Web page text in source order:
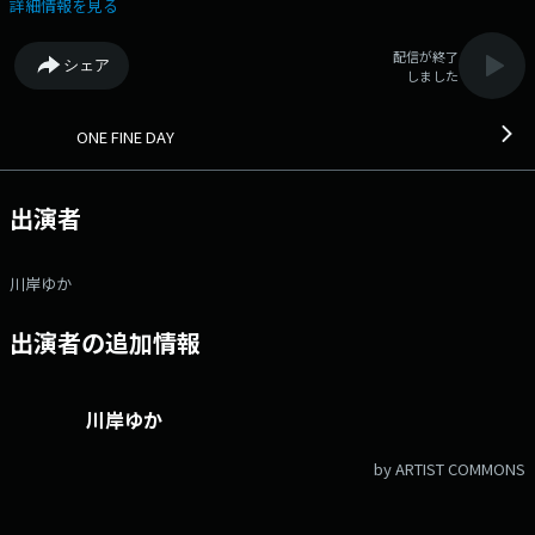
グは「#わんふぁ」 ・ハッシュタグは「#FM京都」
詳細情報を見る
シェア
配信が終了
しました
ONE FINE DAY
出演者
川岸ゆか
出演者の追加情報
川岸ゆか
by ARTIST COMMONS